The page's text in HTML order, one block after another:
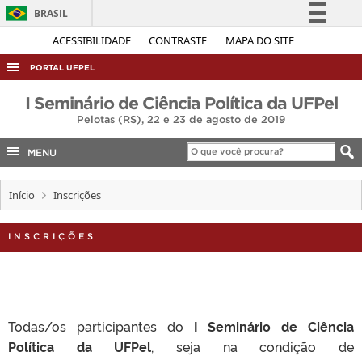
ACESSIBILIDADE CONTRASTE MAPA DO SITE
BRASIL
Simplifique!
Acesso à informação
Legislação
Canais
PORTAL UFPEL
ACESSO À INFORMAÇÃO
AUDITORIA
COBALTO
INTERNACIONAL
I Seminário de Ciência Política da UFPel
Pelotas (RS), 22 e 23 de agosto de 2019
MENU
Início Inscrições
INSCRIÇÕES
Todas/os participantes do I Seminário de Ciência
Política da UFPel, seja na condição de